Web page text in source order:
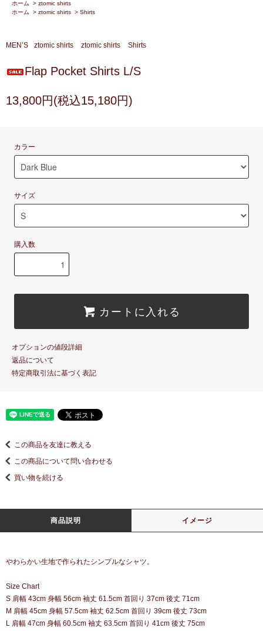
ホーム
> ztomic shirts
ホーム
> ztomic shirts > Shirts
MEN’S ztomic shirts ztomic shirts Shirts
Flap Pocket Shirts L/S
13,800円(税込15,180円)
カラー
サイズ
購入数
カートに入れる
オプションの値段詳細
返品について
特定商取引法に基づく表記
この商品を友達に教える
この商品について問い合わせる
買い物を続ける
商品説明 イメージ
やわらかい生地で作られたシンプルなシャツ。
Size Chart
S 肩幅 43cm 身幅 56cm 袖丈 61.5cm 首回り 37cm 後丈 71cm
M 肩幅 45cm 身幅 57.5cm 袖丈 62.5cm 首回り 39cm 後丈 73cm
L 肩幅 47cm 身幅 60.5cm 袖丈 63.5cm 首回り 41cm 後丈 75cm